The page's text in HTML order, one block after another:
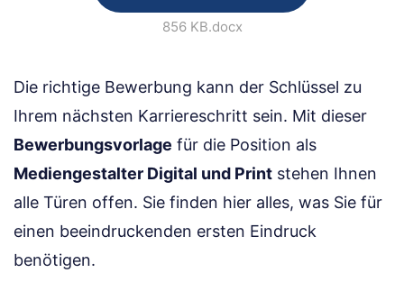
856 KB.docx
Die richtige Bewerbung kann der Schlüssel zu
Ihrem nächsten Karriereschritt sein. Mit dieser
Bewerbungsvorlage für die Position als
Mediengestalter Digital und Print stehen Ihnen
alle Türen offen. Sie finden hier alles, was Sie für
einen beeindruckenden ersten Eindruck
benötigen.